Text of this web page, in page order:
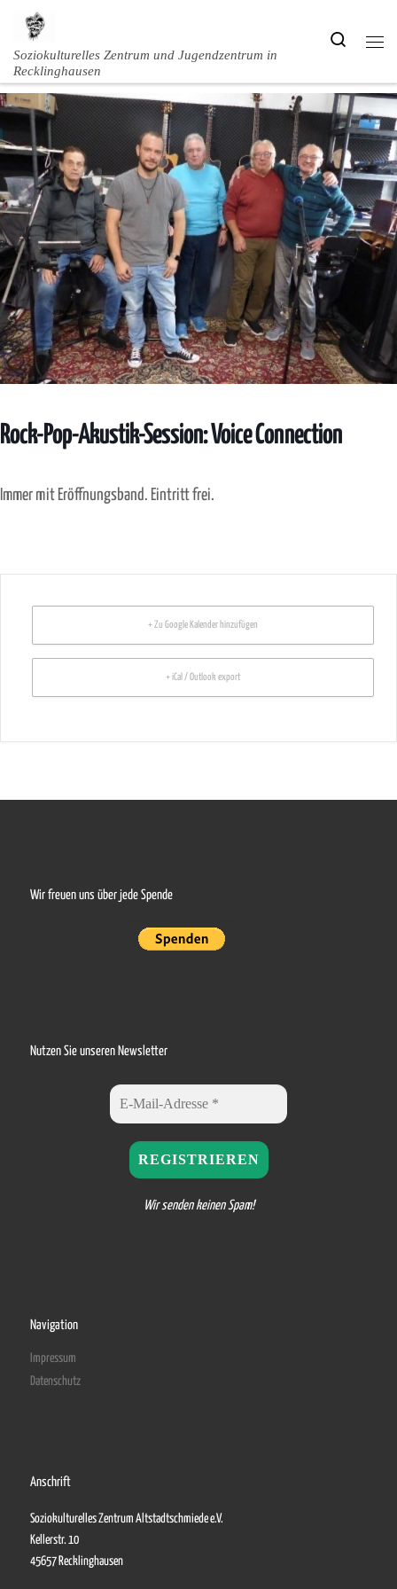
Zum Inhalt springen
Soziokulturelles Zentrum und Jugendzentrum in
Recklinghausen
Search
Rock-Pop-Akustik-Session: Voice Connection
Immer mit Eröffnungsband. Eintritt frei.
+ Zu Google Kalender hinzufügen
+ iCal / Outlook export
Wir freuen uns über jede Spende
Nutzen Sie unseren Newsletter
Wir senden keinen Spam!
Navigation
Impressum
Datenschutz
Anschrift
Soziokulturelles Zentrum Altstadtschmiede e.V.
Kellerstr. 10
45657 Recklinghausen